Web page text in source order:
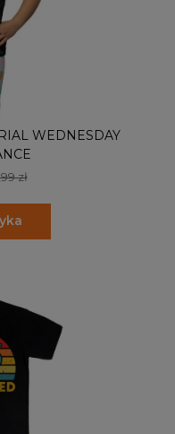
WEDNESDAY
zł